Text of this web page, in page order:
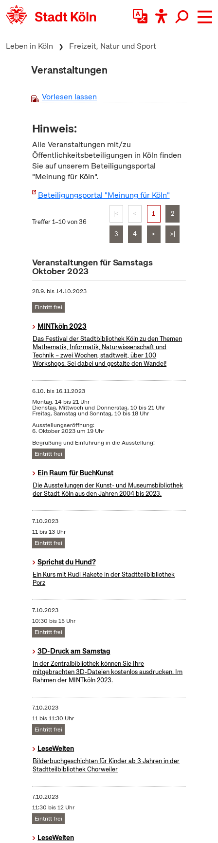
zum Inhalt springen
Leben in Köln Freizeit, Natur und Sport
Veranstaltungen
Vorlesen lassen
Hinweis:
Alle Veranstaltungen mit/zu
Öffentlichkeitsbeteiligungen in Köln finden
Sie auf unserem Beteiligungsportal
"Meinung für Köln".
Beteiligungsportal "Meinung für Köln"
Treffer 1–10 von 36
|< < 1 2
3 4 > >|
Veranstaltungen für Samstags
Oktober 2023
28.9. bis14.10.2023
Eintritt frei
MINTköln 2023
Das Festival der Stadtbibliothek Köln zu den Themen
Mathematik, Informatik, Naturwissenschaft und
Technik – zwei Wochen, stadtweit, über 100
Workshops. Sei dabei und gestalte den Wandel!
6.10. bis16.11.2023
Montag, 14 bis 21 Uhr
Dienstag, Mittwoch und Donnerstag, 10 bis 21 Uhr
Freitag, Samstag und Sonntag, 10 bis 18 Uhr
Ausstellungseröffnung:
6. Oktober 2023 um 19 Uhr
Begrüßung und Einführung in die Ausstellung:
Eintritt frei
Ein Raum für BuchKunst
Die Ausstellungen der Kunst- und Museumsbibliothek
der Stadt Köln aus den Jahren 2004 bis 2023.
7.10.2023
11 bis 13 Uhr
Eintritt frei
Sprichst du Hund?
Ein Kurs mit Rudi Rakete in der Stadtteilbibliothek
Porz
7.10.2023
10:30 bis 15 Uhr
Eintritt frei
3D-Druck am Samstag
In der Zentralbibliothek können Sie Ihre
mitgebrachten 3D-Dateien kostenlos ausdrucken. Im
Rahmen der MINTköln 2023.
7.10.2023
11 bis 11:30 Uhr
Eintritt frei
LeseWelten
Bilderbuchgeschichten für Kinder ab 3 Jahren in der
Stadtteilbibliothek Chorweiler
7.10.2023
11:30 bis 12 Uhr
Eintritt frei
LeseWelten